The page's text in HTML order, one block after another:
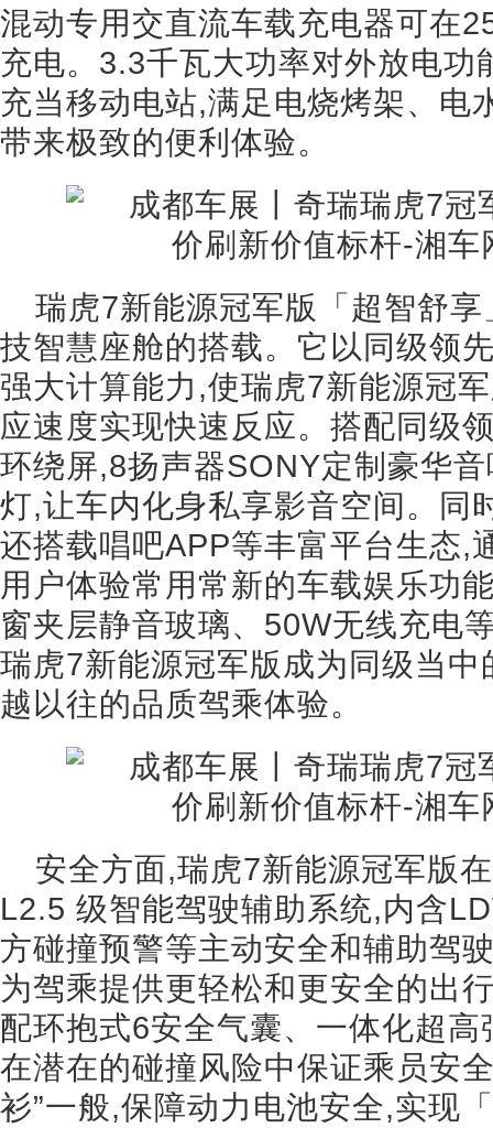
混动专用交直流车载充电器可在
充电。3.3千瓦大功率对外放电功
充当移动电站,满足电烧烤架、电
带来极致的便利体验。
瑞虎7新能源冠军版「超智舒
技智慧座舱的搭载。它以同级领
强大计算能力,使瑞虎7新能源冠
应速度实现快速反应。搭配同级
环绕屏,8扬声器SONY定制豪华
灯,让车内化身私享影音空间。同
还搭载唱吧APP等丰富平台生态,
用户体验常用常新的车载娱乐功
窗夹层静音玻璃、50W无线充电
瑞虎7新能源冠军版成为同级当
越以往的品质驾乘体验。
安全方面,瑞虎7新能源冠军版
L2.5 级智能驾驶辅助系统,内含
方碰撞预警等主动安全和辅助驾
为驾乘提供更轻松和更安全的出
配环抱式6安全气囊、一体化超
在潜在的碰撞风险中保证乘员安
衫”一般,保障动力电池安全,实现